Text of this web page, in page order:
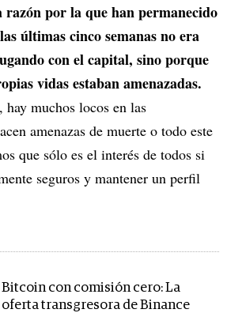
razón por la que han permanecido
últimas cinco semanas no era
con el capital, sino porque
vidas estaban amenazadas.
muchos locos en las
amenazas de muerte o todo este
que sólo es el interés de todos si
seguros y mantener un perfil
Bitcoin con comisión cero: La
oferta transgresora de Binance